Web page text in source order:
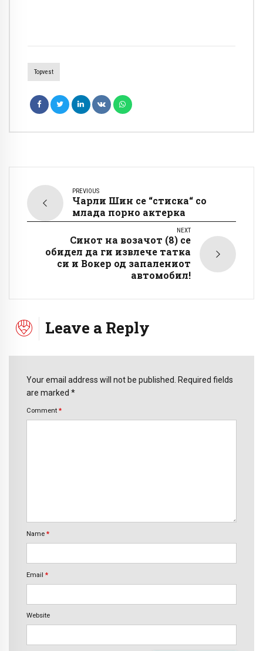
Topvest
PREVIOUS
Чарли Шин се “стиска“ со
млада порно актерка
NEXT
Синот на возачот (8) се
обидел да ги извлече татка
си и Вокер од запалениот
автомобил!
Leave a Reply
Your email address will not be published. Required fields
are marked *
Comment *
Name *
Email *
Website